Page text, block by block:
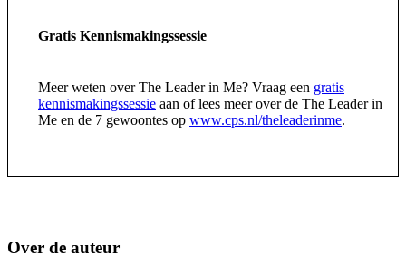
Gratis Kennismakingssessie
Meer weten over The Leader in Me? Vraag een gratis
kennismakingssessie aan of lees meer over de The Leader in
Me en de 7 gewoontes op www.cps.nl/theleaderinme.
Over de auteur